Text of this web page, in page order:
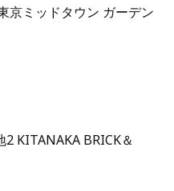
京ミッドタウン ガーデン
KITANAKA BRICK＆